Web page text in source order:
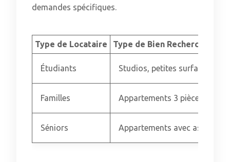
demandes spécifiques.
Type de Locataire Type de Bien Recherché
Étudiants Studios, petites surfaces
Familles Appartements 3 pièces et
Séniors Appartements avec